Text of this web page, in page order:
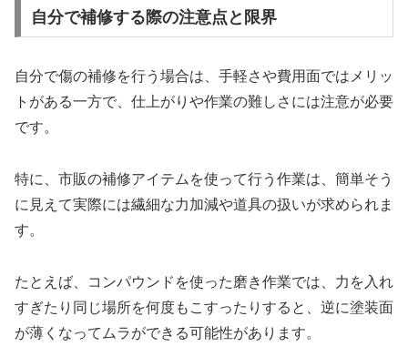
自分で補修する際の注意点と限界
自分で傷の補修を行う場合は、手軽さや費用面ではメリッ
トがある一方で、仕上がりや作業の難しさには注意が必要
です。
特に、市販の補修アイテムを使って行う作業は、簡単そう
に見えて実際には繊細な力加減や道具の扱いが求められま
す。
たとえば、コンパウンドを使った磨き作業では、力を入れ
すぎたり同じ場所を何度もこすったりすると、逆に塗装面
が薄くなってムラができる可能性があります。